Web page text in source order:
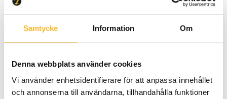
Samtycke Information Om
Denna webbplats använder cookies
Vi använder enhetsidentifierare för att anpassa innehållet
och annonserna till användarna, tillhandahålla funktioner
Byggnad med isolerad betongplatta
transformator.
Tarkett
Torrisolerad transformator 11/0,42kV,
1600kVA med låga förluster från GBE.